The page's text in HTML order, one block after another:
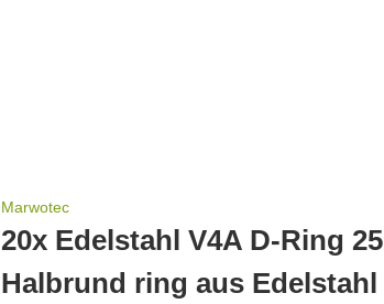
Marwotec
20x Edelstahl V4A D-Ring
Halbrund ring aus Edelstahl